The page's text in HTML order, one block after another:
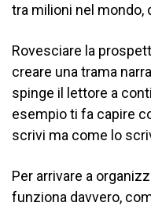
tra milioni nel mondo,
Rovesciare la
creare una trama
spinge il lettore a
esempio ti fa capire
scrivi ma come lo
Per arrivare a
funziona davvero,